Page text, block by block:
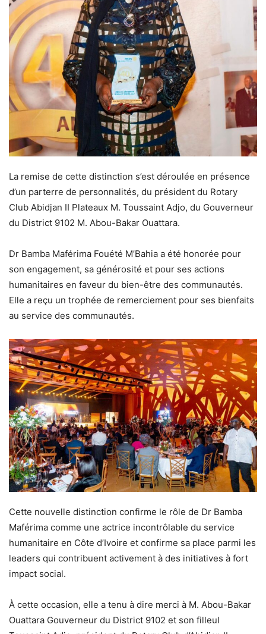
La remise de cette distinction s’est déroulée en présence
d’un parterre de personnalités, du président du Rotary
Club Abidjan II Plateaux M. Toussaint Adjo, du Gouverneur
du District 9102 M. Abou-Bakar Ouattara.
Dr Bamba Maférima Fouété M’Bahia a été honorée pour
son engagement, sa générosité et pour ses actions
humanitaires en faveur du bien-être des communautés.
Elle a reçu un trophée de remerciement pour ses bienfaits
au service des communautés.
Cette nouvelle distinction confirme le rôle de Dr Bamba
Maférima comme une actrice incontrôlable du service
humanitaire en Côte d’Ivoire et confirme sa place parmi les
leaders qui contribuent activement à des initiatives à fort
impact social.
À cette occasion, elle a tenu à dire merci à M. Abou-Bakar
Ouattara Gouverneur du District 9102 et son filleul